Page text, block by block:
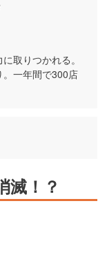
取りつかれる。
一年間で300店
滅！？